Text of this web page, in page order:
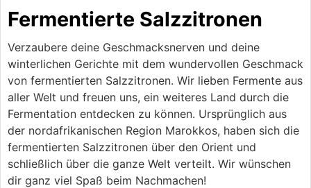
Fermentierte Salzzitronen
Verzaubere deine Geschmacksnerven und deine
winterlichen Gerichte mit dem wundervollen Geschmack
von fermentierten Salzzitronen. Wir lieben Fermente aus
aller Welt und freuen uns, ein weiteres Land durch die
Fermentation entdecken zu können. Ursprünglich aus
der nordafrikanischen Region Marokkos, haben sich die
fermentierten Salzzitronen über den Orient und
schließlich über die ganze Welt verteilt. Wir wünschen
dir ganz viel Spaß beim Nachmachen!